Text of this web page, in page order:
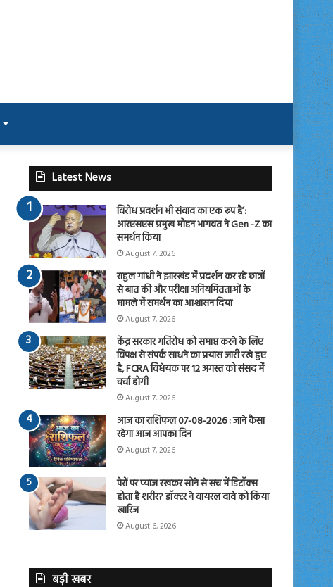
Latest News
विरोध प्रदर्शन भी संवाद का एक रूप है’:
आरएसएस प्रमुख मोहन भागवत ने Gen -Z का
समर्थन किया
August 7, 2026
राहुल गांधी ने झारखंड में प्रदर्शन कर रहे छात्रों
से बात की और परीक्षा अनियमितताओं के
मामले में समर्थन का आश्वासन दिया
August 7, 2026
केंद्र सरकार गतिरोध को समाप्त करने के लिए
विपक्ष से संपर्क साधने का प्रयास जारी रखे हुए
है, FCRA विधेयक पर 12 अगस्त को संसद में
चर्चा होगी
August 7, 2026
आज का राशिफल 07-08-2026 : जाने कैसा
रहेगा आज आपका दिन
August 7, 2026
पैरों पर प्याज रखकर सोने से सच में डिटॉक्स
होता है शरीर? डॉक्टर ने वायरल दावे को किया
खारिज
August 6, 2026
बड़ी खबर